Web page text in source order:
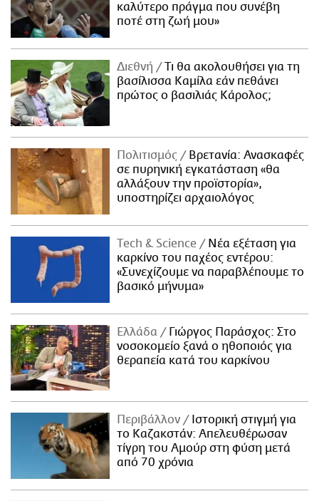
καλύτερο πράγμα που συνέβη
ποτέ στη ζωή μου»
Διεθνή
Τι θα ακολουθήσει για τη
βασίλισσα Καμίλα εάν πεθάνει
πρώτος ο βασιλιάς Κάρολος;
Πολιτισμός
Βρετανία: Ανασκαφές
σε πυρηνική εγκατάσταση «θα
αλλάξουν την προϊστορία»,
υποστηρίζει αρχαιολόγος
Τech & Science
Νέα εξέταση για
καρκίνο του παχέος εντέρου:
«Συνεχίζουμε να παραβλέπουμε το
βασικό μήνυμα»
Ελλάδα
Γιώργος Παράσχος: Στο
νοσοκομείο ξανά ο ηθοποιός για
θεραπεία κατά του καρκίνου
Περιβάλλον
Ιστορική στιγμή για
το Καζακστάν: Απελευθέρωσαν
τίγρη του Αμούρ στη φύση μετά
από 70 χρόνια